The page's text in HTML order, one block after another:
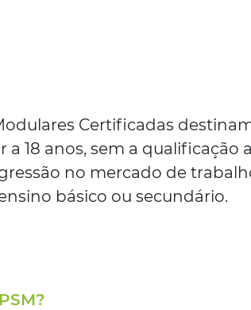
Certificadas
a 18 anos, sem a qualificação
no mercado de
básico ou secundário.